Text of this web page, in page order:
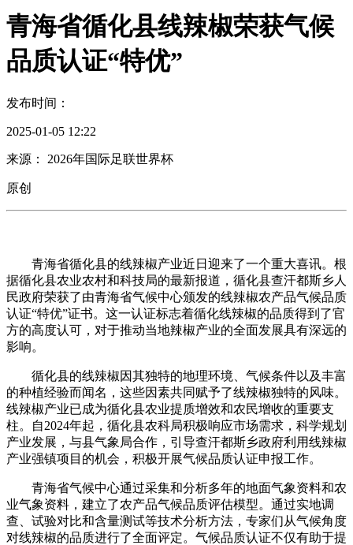
青海省循化县线辣椒荣获气候
品质认证“特优”
发布时间：
2025-01-05 12:22
来源： 2026年国际足联世界杯
原创
青海省循化县的线辣椒产业近日迎来了一个重大喜讯。根
据循化县农业农村和科技局的最新报道，循化县查汗都斯乡人
民政府荣获了由青海省气候中心颁发的线辣椒农产品气候品质
认证“特优”证书。这一认证标志着循化线辣椒的品质得到了官
方的高度认可，对于推动当地辣椒产业的全面发展具有深远的
影响。
循化县的线辣椒因其独特的地理环境、气候条件以及丰富
的种植经验而闻名，这些因素共同赋予了线辣椒独特的风味。
线辣椒产业已成为循化县农业提质增效和农民增收的重要支
柱。自2024年起，循化县农科局积极响应市场需求，科学规划
产业发展，与县气象局合作，引导查汗都斯乡政府利用线辣椒
产业强镇项目的机会，积极开展气候品质认证申报工作。
青海省气候中心通过采集和分析多年的地面气象资料和农
业气象资料，建立了农产品气候品质评估模型。通过实地调
查、试验对比和含量测试等技术分析方法，专家们从气候角度
对线辣椒的品质进行了全面评定。气候品质认证不仅有助于提